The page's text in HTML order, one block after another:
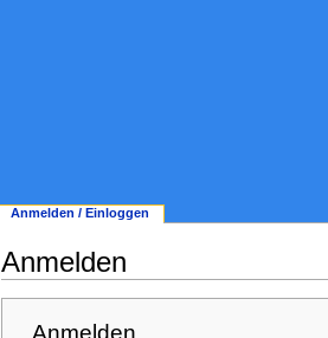
Anmelden
Anmelden
Anmelden / Einloggen